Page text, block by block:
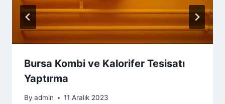
Bursa Kombi ve Kalorifer Tesisatı
Yaptırma
By admin 11 Aralık 2023